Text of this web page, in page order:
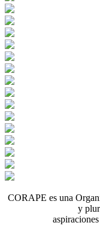
CORAPE es una
y